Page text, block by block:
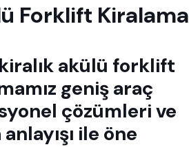
Forklift Kiralama
akülü forklift
geniş araç
çözümleri ve
ile öne